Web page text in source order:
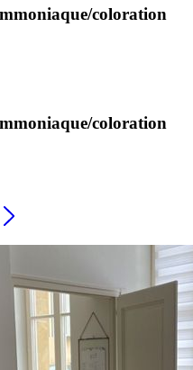
coloration
coloration